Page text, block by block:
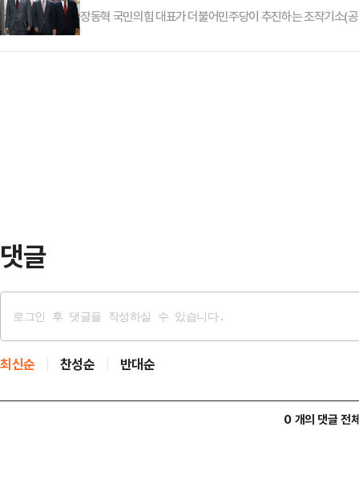
장동혁 국민의힘 대표가 더불어민주당이 추진하는 조작기소(
있다. 북한의 최고 존엄 김정은인데 이제 한 명 더 늘어날 것
댓글
최신순 찬성순 반대순
0 개의 댓글 전